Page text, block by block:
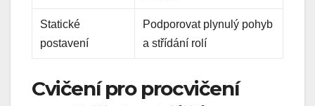
Statické
postavení
Podporovat plynulý pohyb
a střídání rolí
Cvičení pro procvičení